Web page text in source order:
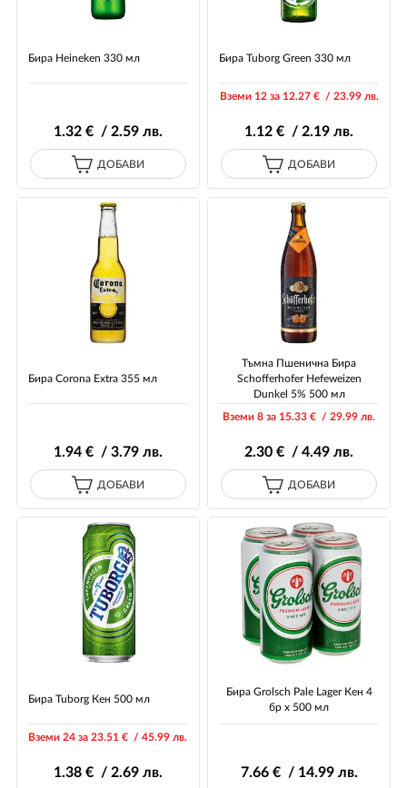
Бира Heineken 330 мл
1.32€ / 2.59лв.
ДОБАВИ
Бира Tuborg Green 330 мл
Вземи 12 за 12.27€ / 23.99лв.
1.12 € / 2.19 лв.
ДОБАВИ
Бира Corona Extra 355 мл
1.94€ / 3.79лв.
ДОБАВИ
Тъмна Пшенична Бира
Schofferhofer Hefeweizen
Dunkel 5% 500 мл
Вземи 8 за 15.33 € / 29.99 лв.
2.30 € / 4.49 лв.
ДОБАВИ
Бира Tuborg Кен 500 мл
Вземи 24 за 23.51 € / 45.99 лв.
1.38€ / 2.69лв.
Бира Grolsch Pale Lager Кен 4
бр х 500 мл
7.66€ / 14.99лв.